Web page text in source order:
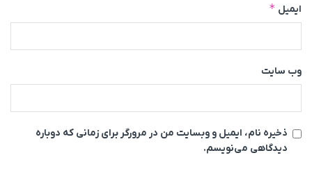
ایمیل *
وب‌ سایت
ذخیره نام، ایمیل و وبسایت من در مرورگر برای زمانی که دوباره
دیدگاهی می‌نویسم.